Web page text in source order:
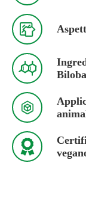



